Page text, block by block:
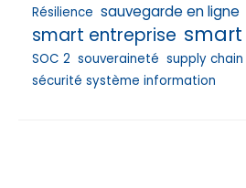
Résilience sauvegarde en ligne
smart entreprise smart
SOC 2 souveraineté supply chain
sécurité système information